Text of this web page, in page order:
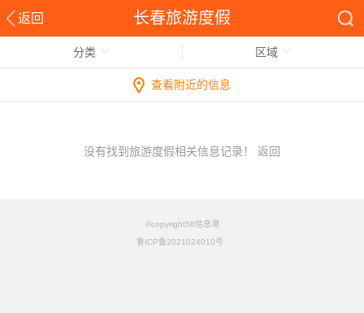
返回 长春旅游度假
分类 区域
查看附近的信息
没有找到旅游度假相关信息记录！ 返回
©copyright58信息港
鲁ICP备2021024010号